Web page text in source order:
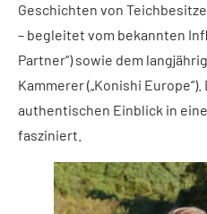
Geschichten von
– begleitet vom bekannten
Partner“) sowie dem
Kammerer („Konishi
authentischen Einblick in
fasziniert.